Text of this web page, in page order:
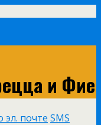
и Фие
эл. почте SMS